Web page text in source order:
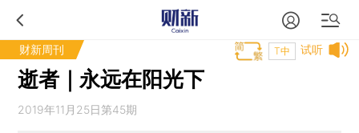
财新周刊 试听
T中
逝者｜永远在阳光下
2019年11月25日第45期